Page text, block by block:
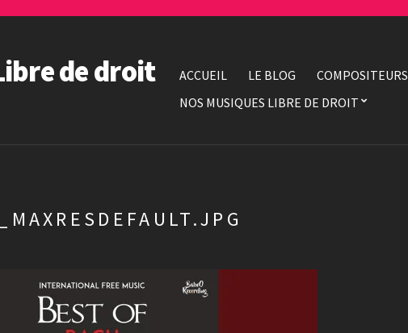
de droit ACCUEIL LE BLOG COMPOSITEURS
NOS MUSIQUES LIBRE DE DROIT